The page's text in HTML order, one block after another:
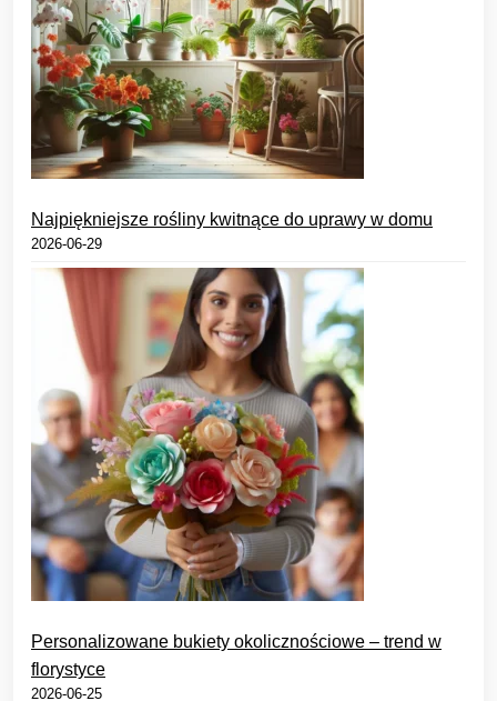
Najpiękniejsze rośliny kwitnące do uprawy w domu
2026-06-29
Personalizowane bukiety okolicznościowe – trend w
florystyce
2026-06-25